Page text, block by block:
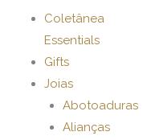
Coletânea
Essentials
Gifts
Joias
Abotoaduras
Alianças